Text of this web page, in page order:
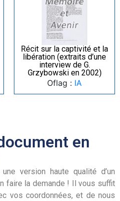
Récit sur la captivité et la
libération (extraits d’une
interview de G.
Grzybowski en 2002)
Oflag : IA
en
version haute qualité d’un
faire la demande ! Il vous suffit
vos coordonnées, et de nous